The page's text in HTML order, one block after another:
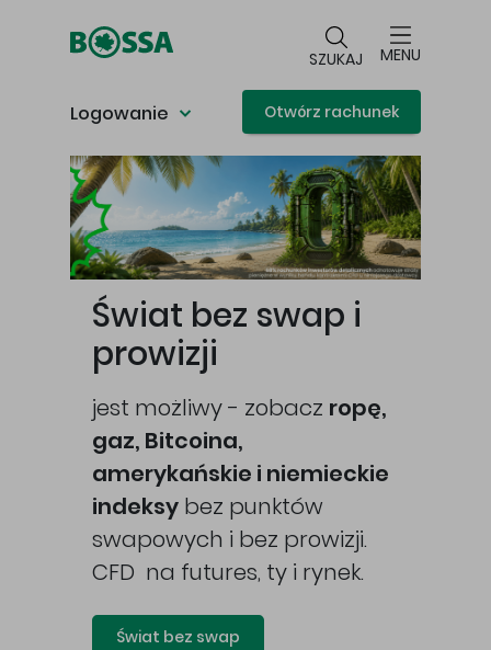
SZUKAJ MENU
Logowanie Otwórz rachunek
Główna treść
Świat bez swap i
prowizji
jest możliwy - zobacz ropę,
gaz, Bitcoina,
amerykańskie i niemieckie
indeksy bez punktów
swapowych i bez prowizji.
CFD na futures, ty i rynek.
Świat bez swap